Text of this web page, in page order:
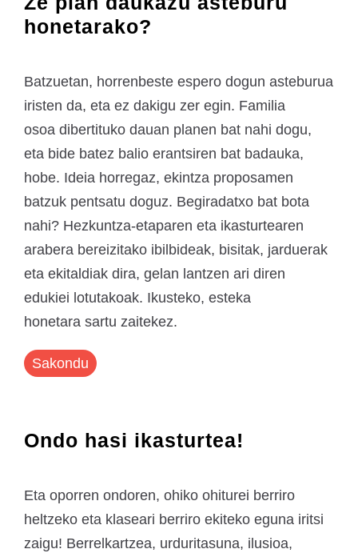
honetarako?
Batzuetan, horrenbeste espero dogun asteburua
iristen da, eta ez dakigu zer egin. Familia
osoa dibertituko dauan planen bat nahi dogu,
eta bide batez balio erantsiren bat badauka,
hobe. Ideia horregaz, ekintza proposamen
batzuk pentsatu doguz. Begiradatxo bat bota
nahi? Hezkuntza-etaparen eta ikasturtearen
arabera bereizitako ibilbideak, bisitak, jarduerak
eta ekitaldiak dira, gelan lantzen ari diren
edukiei lotutakoak. Ikusteko, esteka
honetara sartu zaitekez.
Sakondu
Ondo hasi ikasturtea!
Eta oporren ondoren, ohiko ohiturei berriro
heltzeko eta klaseari berriro ekiteko eguna iritsi
zaigu! Berrelkartzea, urduritasuna, ilusioa,